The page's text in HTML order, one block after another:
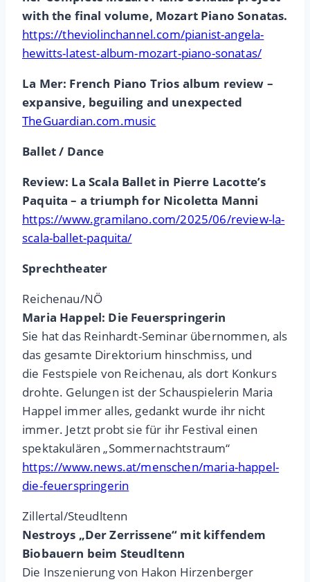
with the final volume, Mozart Piano Sonatas.
https://theviolinchannel.com/pianist-angela-
hewitts-latest-album-mozart-piano-sonatas/
La Mer: French Piano Trios album review –
expansive, beguiling and unexpected
TheGuardian.com.music
Ballet / Dance
Review: La Scala Ballet in Pierre Lacotte’s
Paquita – a triumph for Nicoletta Manni
https://www.gramilano.com/2025/06/review-la-
scala-ballet-paquita/
Sprechtheater
Reichenau/NÖ
Maria Happel: Die Feuerspringerin
Sie hat das Reinhardt-Seminar übernommen, als
das gesamte Direktorium hinschmiss, und
die Festspiele von Reichenau, als dort Konkurs
drohte. Gelungen ist der Schauspielerin Maria
Happel immer alles, gedankt wurde ihr nicht
immer. Jetzt probt sie für ihr Festival einen
spektakulären „Sommernachtstraum“
https://www.news.at/menschen/maria-happel-
die-feuerspringerin
Zillertal/Steudltenn
Nestroys „Der Zerrissene“ mit kiffendem
Biobauern beim Steudltenn
Die Inszenierung von Hakon Hirzenberger